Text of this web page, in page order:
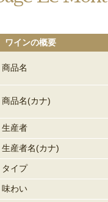
ワインの概要
商品名
商品名(カナ)
生産者
生産者名(カナ)
タイプ
味わい